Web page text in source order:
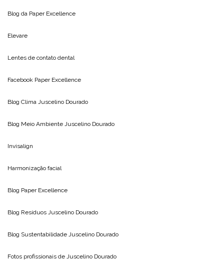
Blog da Paper Excellence
Elevare
Lentes de contato dental
Facebook Paper Excellence
Blog Clima Juscelino Dourado
Blog Meio Ambiente Juscelino Dourado
Invisalign
Harmonização facial
Blog Paper Excellence
Blog Resíduos Juscelino Dourado
Blog Sustentabilidade Juscelino Dourado
Fotos profissionais de Juscelino Dourado